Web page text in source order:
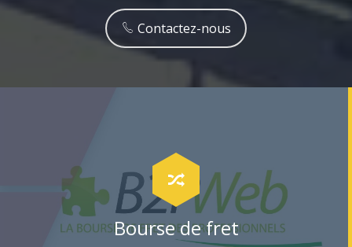
Contactez-nous
Bourse de fret